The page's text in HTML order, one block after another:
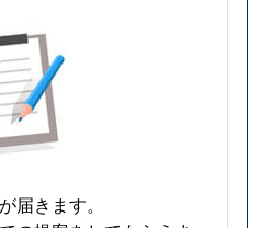
届きます。